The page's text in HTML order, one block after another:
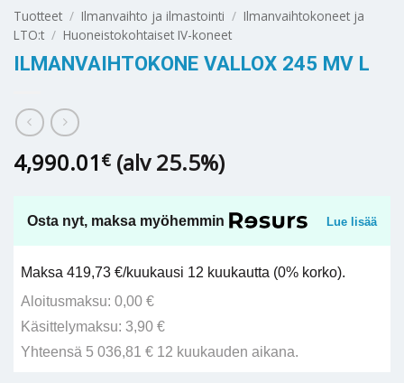
Tuotteet / Ilmanvaihto ja ilmastointi / Ilmanvaihtokoneet ja
LTO:t / Huoneistokohtaiset IV-koneet
ILMANVAIHTOKONE VALLOX 245 MV L
4,990.01 € (alv 25.5%)
Osta nyt, maksa myöhemmin Lue lisää
Maksa 419,73 €/kuukausi 12 kuukautta (0% korko).
Aloitusmaksu: 0,00 €
Käsittelymaksu: 3,90 €
Yhteensä 5 036,81 € 12 kuukauden aikana.